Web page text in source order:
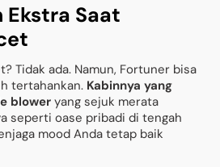
Ekstra Saat
Tidak ada. Namun, Fortuner bisa
tertahankan. Kabinnya yang
bloweryang sejuk merata
seperti oase pribadi di tengah
mood Anda tetap baik